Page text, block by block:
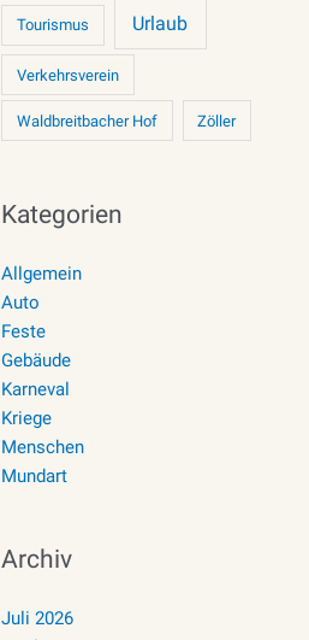
Tourismus Urlaub
Verkehrsverein
Waldbreitbacher Hof Zöller
Kategorien
Allgemein
Auto
Feste
Gebäude
Karneval
Kriege
Menschen
Mundart
Archiv
Juli 2026